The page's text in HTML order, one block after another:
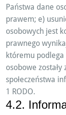
Państwa dane
prawem; e)
osobowych jest
prawnego
któremu
osobowe
społeczeństwa
1 RODO.
4.2.